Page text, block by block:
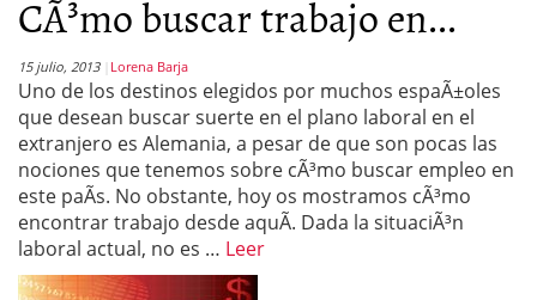
CÃ³mo buscar trabajo en...
15 julio, 2013 Lorena Barja
Uno de los destinos elegidos por muchos espaÃ±oles
que desean buscar suerte en el plano laboral en el
extranjero es Alemania, a pesar de que son pocas las
nociones que tenemos sobre cÃ³mo buscar empleo en
este paÃ­s. No obstante, hoy os mostramos cÃ³mo
encontrar trabajo desde aquÃ­. Dada la situaciÃ³n
laboral actual, no es … Leer